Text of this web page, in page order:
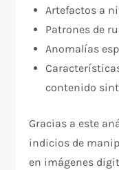
Artefactos a
Patrones de
Anomalías
contenido
Gracias a este
indicios de
en imágenes